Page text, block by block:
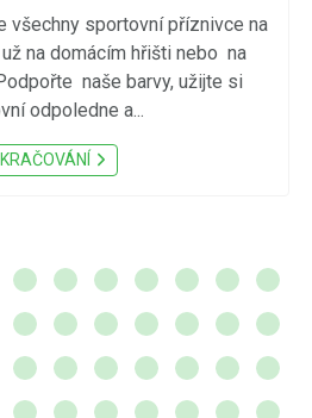
všechny sportovní příznivce na
na domácím hřišti nebo na
naše barvy, užijte si
odpoledne a...